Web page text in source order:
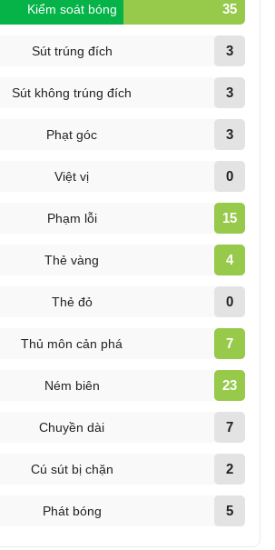
Kiểm soát bóng 35
Sút trúng đích 3
Sút không trúng đích 3
Phạt góc 3
Việt vị 0
Phạm lỗi 15
Thẻ vàng 4
Thẻ đỏ 0
Thủ môn cản phá 7
Ném biên 23
Chuyền dài 7
Cú sút bị chặn 2
Phát bóng 5